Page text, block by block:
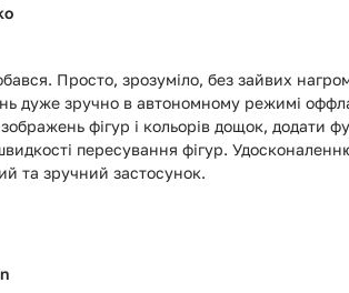
Просто, зрозуміло, без зайвих
дуже зручно в автономному режимі
фігур і кольорів дощок, додати
пересування фігур.
та зручний застосунок.